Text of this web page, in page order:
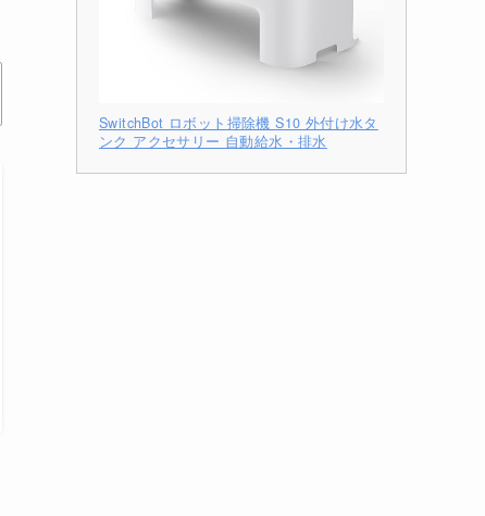
SwitchBot ロボット掃除機 S10 外付け水タ
ンク アクセサリー 自動給水・排水